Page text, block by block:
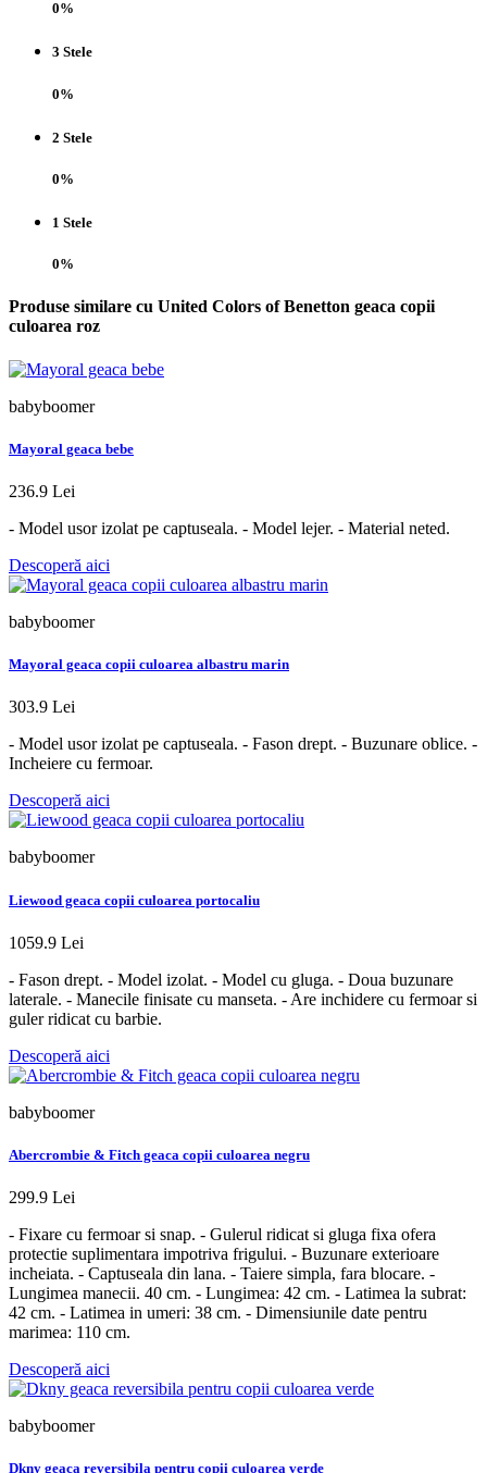
0%
3 Stele
0%
2 Stele
0%
1 Stele
0%
Produse similare cu United Colors of Benetton geaca copii
culoarea roz
babyboomer
Mayoral geaca bebe
236.9 Lei
- Model usor izolat pe captuseala. - Model lejer. - Material neted.
Descoperă aici
babyboomer
Mayoral geaca copii culoarea albastru marin
303.9 Lei
- Model usor izolat pe captuseala. - Fason drept. - Buzunare oblice. -
Incheiere cu fermoar.
Descoperă aici
babyboomer
Liewood geaca copii culoarea portocaliu
1059.9 Lei
- Fason drept. - Model izolat. - Model cu gluga. - Doua buzunare
laterale. - Manecile finisate cu manseta. - Are inchidere cu fermoar si
guler ridicat cu barbie.
Descoperă aici
babyboomer
Abercrombie & Fitch geaca copii culoarea negru
299.9 Lei
- Fixare cu fermoar si snap. - Gulerul ridicat si gluga fixa ​​ofera
protectie suplimentara impotriva frigului. - Buzunare exterioare
incheiata. - Captuseala din lana. - Taiere simpla, fara blocare. -
Lungimea manecii. 40 cm. - Lungimea: 42 cm. - Latimea la subrat:
42 cm. - Latimea in umeri: 38 cm. - Dimensiunile date pentru
marimea: 110 cm.
Descoperă aici
babyboomer
Dkny geaca reversibila pentru copii culoarea verde